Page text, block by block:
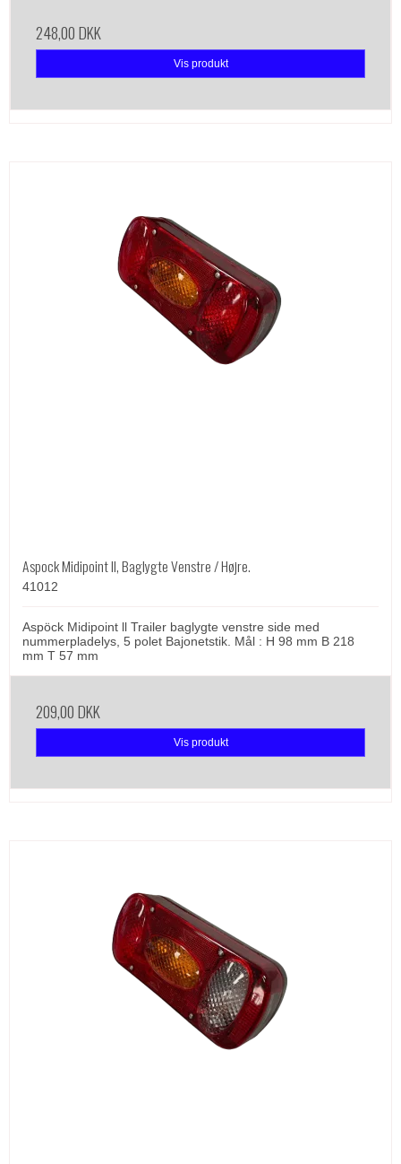
248,00 DKK
Vis produkt
Aspock Midipoint II, Baglygte Venstre / Højre.
41012
Aspöck Midipoint ll Trailer baglygte venstre side med
nummerpladelys, 5 polet Bajonetstik. Mål : H 98 mm B 218
mm T 57 mm
209,00 DKK
Vis produkt